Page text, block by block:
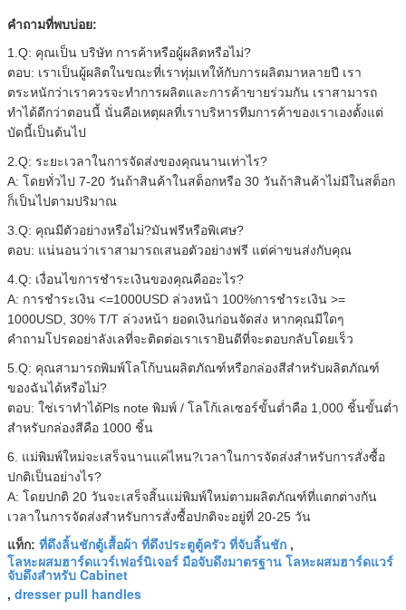
คำถามที่พบบ่อย:
1.Q: คุณเป็น บริษัท การค้าหรือผู้ผลิตหรือไม่?
ตอบ: เราเป็นผู้ผลิตในขณะที่เราทุ่มเทให้กับการผลิตมาหลายปี เรา
ตระหนักว่าเราควรจะทำการผลิตและการค้าขายร่วมกัน เราสามารถ
ทำได้ดีกว่าตอนนี้ นั่นคือเหตุผลที่เราบริหารทีมการค้าของเราเองตั้งแต่
บัดนี้เป็นต้นไป
2.Q: ระยะเวลาในการจัดส่งของคุณนานเท่าไร?
A: โดยทั่วไป 7-20 วันถ้าสินค้าในสต็อกหรือ 30 วันถ้าสินค้าไม่มีในสต็อก
ก็เป็นไปตามปริมาณ
3.Q: คุณมีตัวอย่างหรือไม่?มันฟรีหรือพิเศษ?
ตอบ: แน่นอนว่าเราสามารถเสนอตัวอย่างฟรี แต่ค่าขนส่งกับคุณ
4.Q: เงื่อนไขการชำระเงินของคุณคืออะไร?
A: การชำระเงิน <=1000USD ล่วงหน้า 100%การชำระเงิน >=
1000USD, 30% T/T ล่วงหน้า ยอดเงินก่อนจัดส่ง หากคุณมีใดๆ
คำถามโปรดอย่าลังเลที่จะติดต่อเราเรายินดีที่จะตอบกลับโดยเร็ว
5.Q: คุณสามารถพิมพ์โลโก้บนผลิตภัณฑ์หรือกล่องสีสำหรับผลิตภัณฑ์
ของฉันได้หรือไม่?
ตอบ: ใช่เราทำได้Pls note พิมพ์ / โลโก้เลเซอร์ขั้นต่ำคือ 1,000 ชิ้นขั้นต่ำ
สำหรับกล่องสีคือ 1000 ชิ้น
6. แม่พิมพ์ใหม่จะเสร็จนานแค่ไหน?เวลาในการจัดส่งสำหรับการสั่งซื้อ
ปกติเป็นอย่างไร?
A: โดยปกติ 20 วันจะเสร็จสิ้นแม่พิมพ์ใหม่ตามผลิตภัณฑ์ที่แตกต่างกัน
เวลาในการจัดส่งสำหรับการสั่งซื้อปกติจะอยู่ที่ 20-25 วัน
แท็ก: ที่ดึงลิ้นชักตู้เสื้อผ้า ที่ดึงประตูตู้ครัว ที่จับลิ้นชัก ,
โลหะผสมฮาร์ดแวร์เฟอร์นิเจอร์ มือจับดึงมาตรฐาน โลหะผสมฮาร์ดแวร์
จับดึงสำหรับ Cabinet
, dresser pull handles